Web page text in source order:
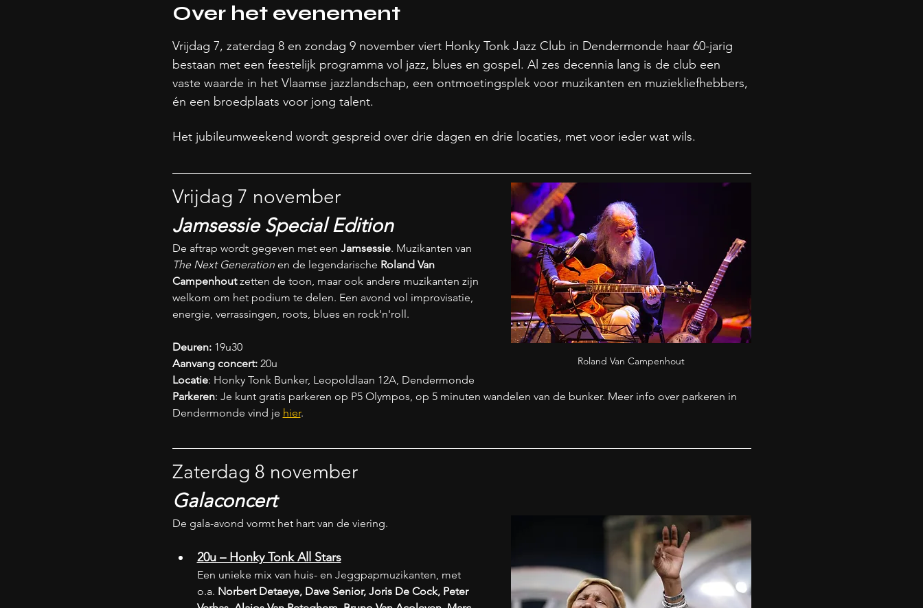
Over het evenement
Vrijdag 7, zaterdag 8 en zondag 9 november viert Honky Tonk Jazz Club in Dendermonde haar 60-jarig
bestaan met een feestelijk programma vol jazz, blues en gospel. Al zes decennia lang is de club een
vaste waarde in het Vlaamse jazzlandschap, een ontmoetingsplek voor muzikanten en muziekliefhebbers,
én een broedplaats voor jong talent.
Het jubileumweekend wordt gespreid over drie dagen en drie locaties, met voor ieder wat wils.
Roland Van Campenhout
Vrijdag 7 november
Jamsessie Special Edition
De aftrap wordt gegeven met een Jamsessie. Muzikanten van
The Next Generation en de legendarische Roland Van
Campenhout zetten de toon, maar ook andere muzikanten zijn
welkom om het podium te delen. Een avond vol improvisatie,
energie, verrassingen, roots, blues en rock'n'roll.
Deuren: 19u30
Aanvang concert: 20u
Locatie: Honky Tonk Bunker, Leopoldlaan 12A, Dendermonde
Parkeren: Je kunt gratis parkeren op P5 Olympos, op 5 minuten wandelen van de bunker. Meer info over parkeren in
Dendermonde vind je hier.
Zaterdag 8 november
Galaconcert
De gala-avond vormt het hart van de viering.
20u – Honky Tonk All Stars
Een unieke mix van huis- en Jeggpapmuzikanten, met
o.a. Norbert Detaeye, Dave Senior, Joris De Cock, Peter